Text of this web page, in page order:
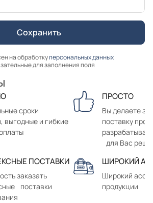
на обработкуперсональных данных
для заполнения поля
сроки
выгодные и гибкие
ПРОСТО
Вы делаете
поставку
для Вас
ПОСТАВКИ
заказать
поставки
ШИРОКИЙ
Широкий
продукции